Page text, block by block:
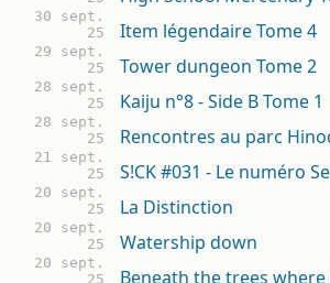
30 sept.
25
Item légendaire Tome 4
29 sept.
25
Tower dungeon Tome 2
28 sept.
25
Kaiju n°8 - Side B Tome 1
28 sept.
25
Rencontres au parc
21 sept.
25
S!CK #031 - Le numéro
20 sept.
25
La Distinction
20 sept.
25
Watership down
20 sept.
25
Beneath the trees